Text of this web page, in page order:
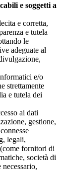
e soggetti a
e corretta,
e tutela
le
adeguate al
e/o
strettamente
e tutela dei
ai dati
gestione,
legali,
fornitori di
società di